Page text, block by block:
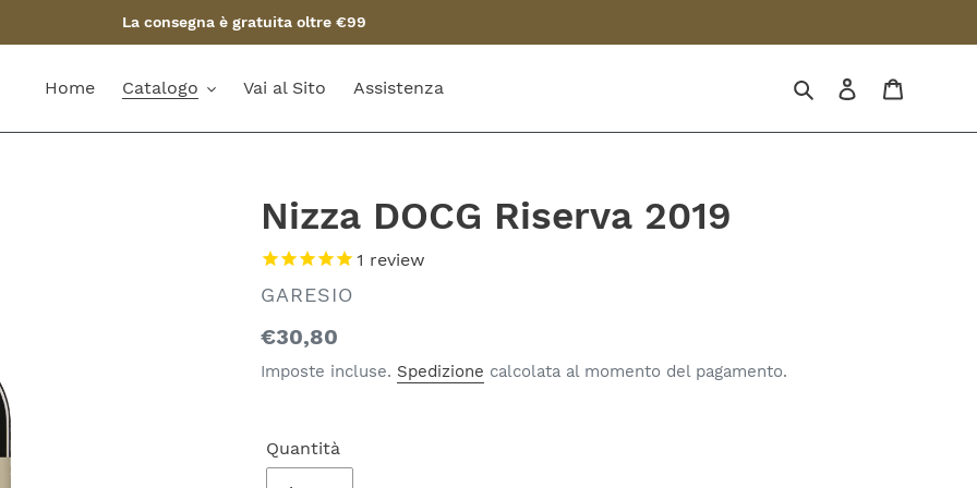
La consegna è gratuita oltre €99
Home Catalogo Vai al Sito Assistenza Cerca Accedi
Nizza DOCG Riserva 2019
1 review
VENDITORE
GARESIO
Prezzo
di
€30,80
Imposte incluse. Spedizione calcolata al momento del pagamento.
Quantità